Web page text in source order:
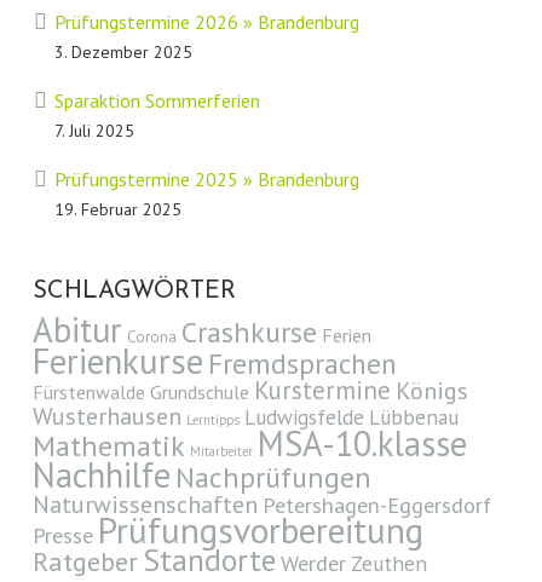
Prüfungstermine 2026 » Brandenburg
3. Dezember 2025
Sparaktion Sommerferien
7. Juli 2025
Prüfungstermine 2025 » Brandenburg
19. Februar 2025
SCHLAGWÖRTER
Abitur Corona Crashkurse Ferien
Ferienkurse Fremdsprachen
Fürstenwalde Grundschule Kurstermine Königs
Wusterhausen Lerntipps Ludwigsfelde Lübbenau
Mathematik Mitarbeiter MSA-10.klasse
Nachhilfe Nachprüfungen
Naturwissenschaften Petershagen-Eggersdorf
Presse Prüfungsvorbereitung
Ratgeber Standorte Werder Zeuthen